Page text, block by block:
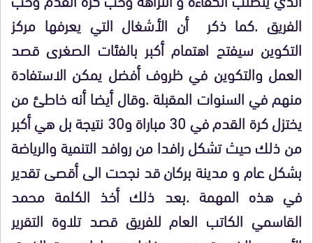
الفريق .كما ذكر أن الأشغال التي يعرفها مركز
التكوين سيفتح اهتمام أكبر بالفئات الصغرى قصد
العمل والتكوين في ظروف أفضل يمكن الاستفادة
منهم في السنوات المقبلة .وقال أيضا أنه خاطئ من
يختزل كرة القدم في 30 مباراة و30 نتيجة بل هي أكبر
من ذلك حيث تشكل رافدا من روافد التنمية والرياضة
بشكل عام و مدينة بركان قد نجحت الى أقصى تقدير
في هذه المهمة .بعد ذلك أخذ الكلمة محمد
القاسمي الكاتب العام للفريق قصد تلاوة التقرير